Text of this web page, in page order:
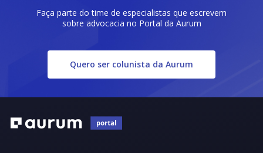
Faça parte do time de especialistas que escrevem
sobre advocacia no Portal da Aurum
Quero ser colunista da Aurum